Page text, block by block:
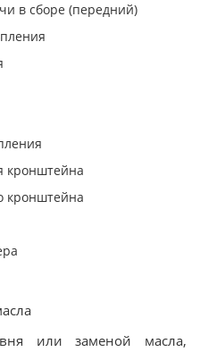
в сборе (передний)
кронштейна
кронштейна
или заменой масла,